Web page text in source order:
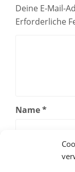
Deine E-Mail-
Erforderliche
Name*
E-Mail-